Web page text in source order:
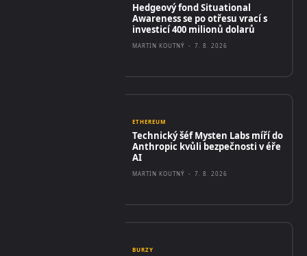
Hedgeový fond Situational
Awareness se po otřesu vrací s
investicí 400 milionů dolarů
MARTIN KOUTNÝ - 7. 8. 2026
ETHEREUM
Technický šéf Mysten Labs míří do
Anthropic kvůli bezpečnosti v éře
AI
MARTIN KOUTNÝ - 7. 8. 2026
BURZY